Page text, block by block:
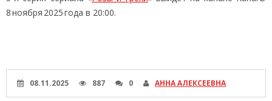
8 ноября 2025 года в 20:00.
08.11.2025 887 0 АННА АЛЕКСЕЕВНА